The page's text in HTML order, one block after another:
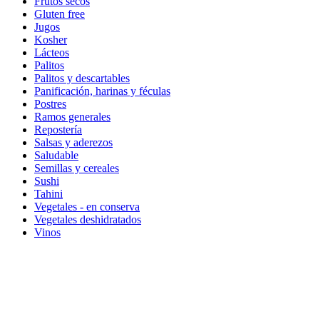
Gluten free
Jugos
Kosher
Lácteos
Palitos
Palitos y descartables
Panificación, harinas y féculas
Postres
Ramos generales
Repostería
Salsas y aderezos
Saludable
Semillas y cereales
Sushi
Tahini
Vegetales - en conserva
Vegetales deshidratados
Vinos